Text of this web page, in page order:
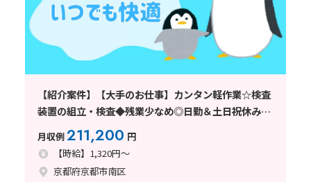
【紹介案件】【大手のお仕事】カンタン軽作業☆検査
装置の組立・検査◆残業少なめ◎日勤＆土日祝休み☆
駅チカ！
月収例211,200 円
【時給】1,320円～
京都府京都市南区